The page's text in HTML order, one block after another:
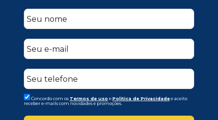
Concordo com os Termos de uso ePolitica de Privacidadee aceito
receber e-mails com novidades e promoções.